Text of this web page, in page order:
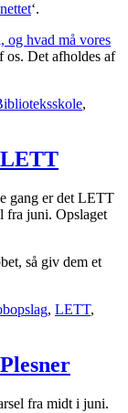
‘.
og hvad må vores
os. Det afholdes af
,
LETT
gang er det LETT
fra juni. Opslaget
så giv dem et
, LETT,
fra midt i juni.